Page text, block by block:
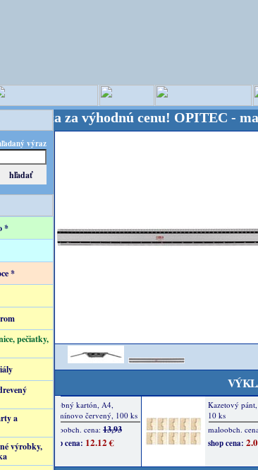
výraz
*
*
pečiatky,
a
výrobky,
za výhodnú cenu! OPITEC - majster